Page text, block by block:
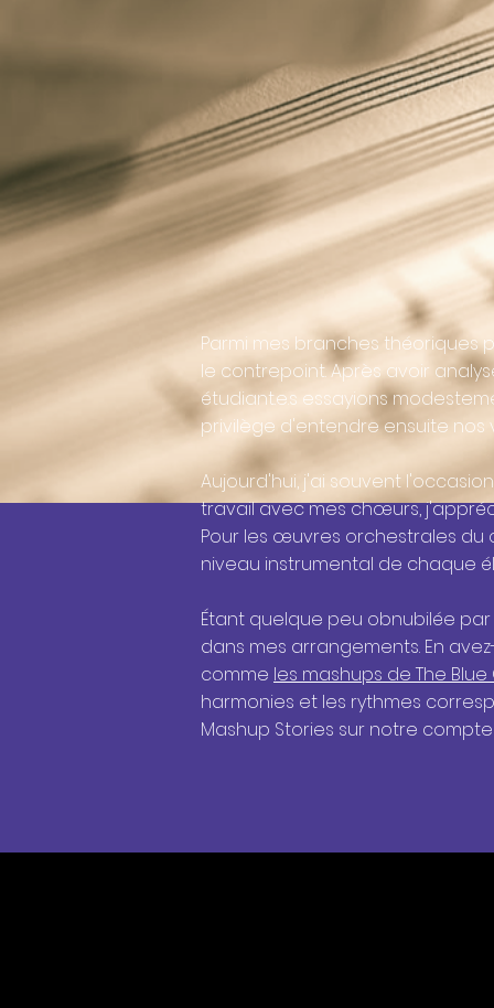
Parmi mes branches
le contrepoint. Après avoir
étudiant.e.s essayions
privilège d'entendre ensuite nos
Aujourd'hui, j'ai souvent
travail avec mes chœurs,
Pour les œuvres orchestrales du
niveau instrumental de chaque
Étant quelque peu obnubilée
dans mes arrangements. En
comme les mashups de The
harmonies et les rythmes
Mashup Stories sur notre